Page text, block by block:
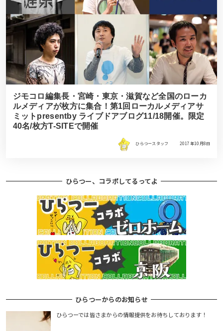
ジモコロ編集長・宮崎・東京・滋賀など全国のローカ
ルメディアが枚方に集合！第1回ローカルメディアサ
ミットpresentby ライブドアブログ11/18開催。限定
40名/枚方T-SITEで開催
ひらつースタッフ 2017年10月8日
ひらつー、コラボしてるってよ
ひらつーからのお知らせ
ひらつーでは皆さまからの情報提供をお待ちしております！